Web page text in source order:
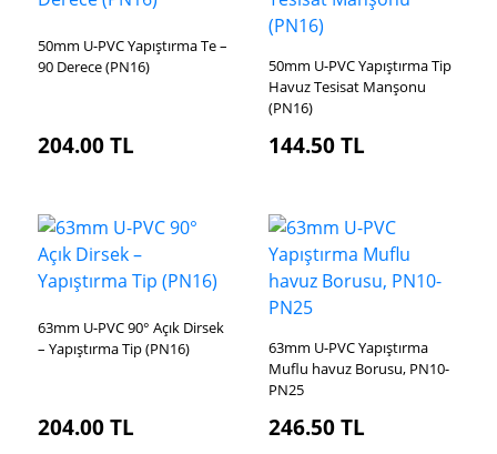
50mm U-PVC Yapıştırma Te –
90 Derece (PN16)
204.00TL
50mm U-PVC Yapıştırma Tip
Havuz Tesisat Manşonu
(PN16)
144.50TL
63mm U-PVC 90° Açık Dirsek
– Yapıştırma Tip (PN16)
204.00TL
63mm U-PVC Yapıştırma
Muflu havuz Borusu, PN10-
PN25
246.50TL